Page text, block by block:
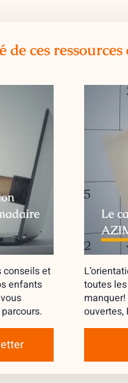
de ces
conseils et
enfants
toutes
ouvertes,